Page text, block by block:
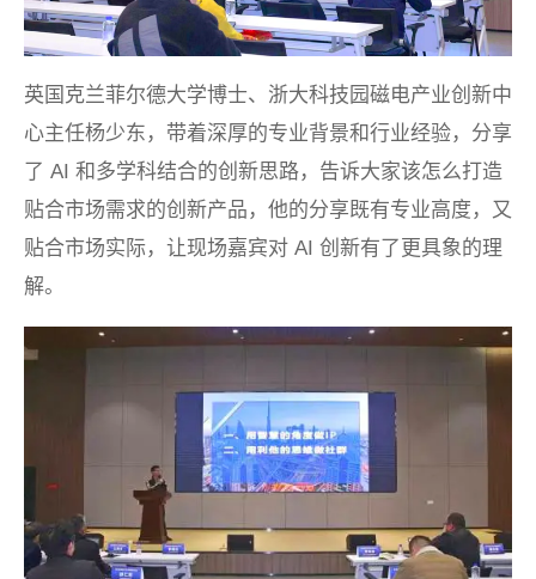
英国克兰菲尔德大学博士、浙大科技园磁电产业创新中
心主任杨少东，带着深厚的专业背景和行业经验，分享
了 AI 和多学科结合的创新思路，告诉大家该怎么打造
贴合市场需求的创新产品，他的分享既有专业高度，又
贴合市场实际，让现场嘉宾对 AI 创新有了更具象的理
解。